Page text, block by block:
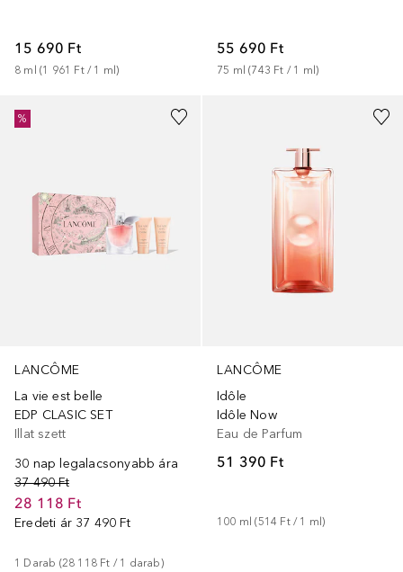
15 690 Ft
8 ml (1 961 Ft / 1 ml)
55 690 Ft
75 ml (743 Ft / 1 ml)
LANCÔME
La vie est belle
EDP CLASIC SET
Illat szett
30 nap legalacsonyabb ára
37 490 Ft
28 118 Ft
Eredeti ár 37 490 Ft
1 Darab (28 118 Ft / 1 darab)
%
LANCÔME
Idôle
Idôle Now
Eau de Parfum
51 390 Ft
100 ml (514 Ft / 1 ml)